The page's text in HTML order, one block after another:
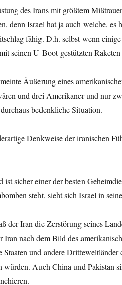
des Irans mit größtem
denn Israel hat ja auch welche,
fähig. D.h. selbst wenn
seinen U-Boot-gestützten
Äußerung eines
und drei Amerikaner und nur
bedenkliche Situation.
Denkweise der iranischen
ist sicher einer der besten
steht, sieht sich Israel in
der Iran die Zerstörung seines
nach dem Bild des
Staaten und andere
würden. Auch China und Pakistan